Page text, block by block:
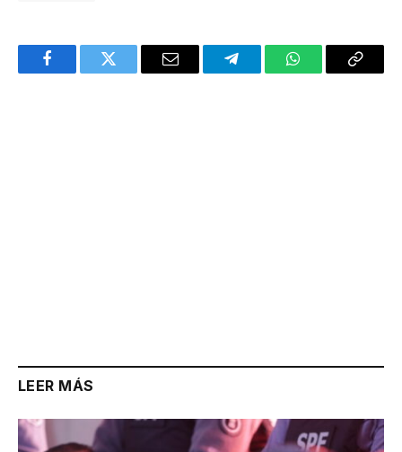
FacebookTwitter Email TelegramWhatsAppCopy
LEER MÁS